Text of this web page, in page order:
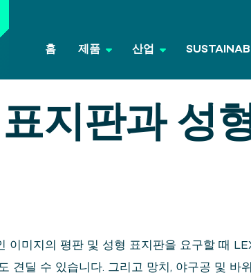
홈 제품 산업
지판과 성
이미지의 평판 및 성형 표지판을 요구할 때
견딜 수 있습니다. 그리고 망치, 야구공 및